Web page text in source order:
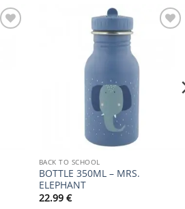
BACK TO SCHOOL
BOTTLE 350ML – MRS.
ELEPHANT
22.99 €